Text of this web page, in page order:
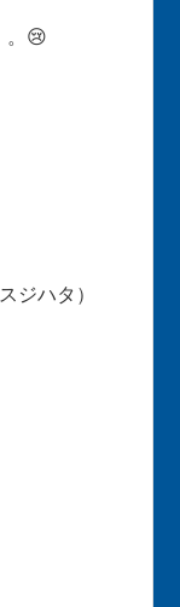
。😢
ジハタ）